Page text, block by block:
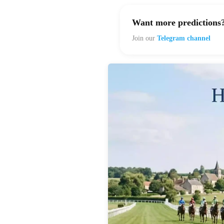
Want more
Join our Telegram channel